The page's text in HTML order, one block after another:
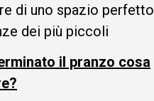
di uno spazio perfetto
dei più piccoli
il pranzo cosa